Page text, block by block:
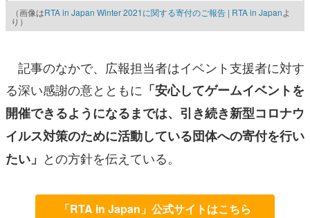
（画像はRTA in Japan Winter 2021に関する寄付のご報告 | RTA in Japanよ
り）
記事のなかで、広報担当者はイベント支援者に対す
る深い感謝の意とともに 「安心してゲームイベントを
開催できるようになるまでは、引き続き新型コロナウ
イルス対策のために活動している団体への寄付を行い
たい」 との方針を伝えている。
「RTA in Japan」公式サイトはこちら